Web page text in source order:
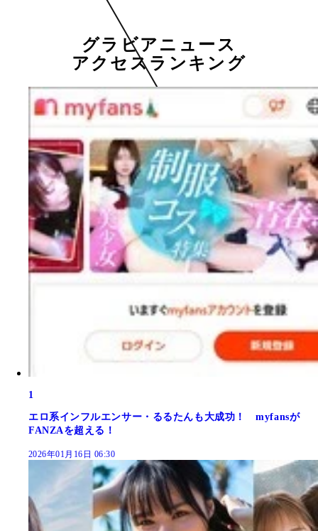
グラビアニュース
アクセスランキング
1
エロ系インフルエンサー・るるたんも大成功！ myfansが
FANZAを超える！
2026年01月16日 06:30